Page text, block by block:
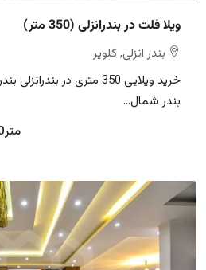
ویلا فلت در بندرانزلی (350 متر)
بندر انزلی, کلویر
خرید ویلایی 350 متری در
بندر شمال...
متر